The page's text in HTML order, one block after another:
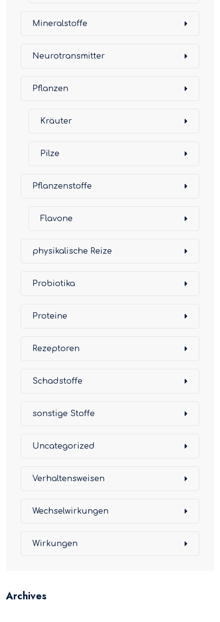
Mineralstoffe
Neurotransmitter
Pflanzen
Kräuter
Pilze
Pflanzenstoffe
Flavone
physikalische Reize
Probiotika
Proteine
Rezeptoren
Schadstoffe
sonstige Stoffe
Uncategorized
Verhaltensweisen
Wechselwirkungen
Wirkungen
Archives